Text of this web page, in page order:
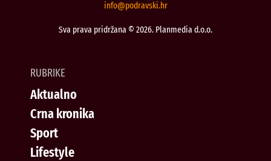
rh.iksvardop
@ofni
Sva prava pridržana © 2026. Planmedia d.o.o.
RUBRIKE
Aktualno
Crna kronika
Sport
Lifestyle